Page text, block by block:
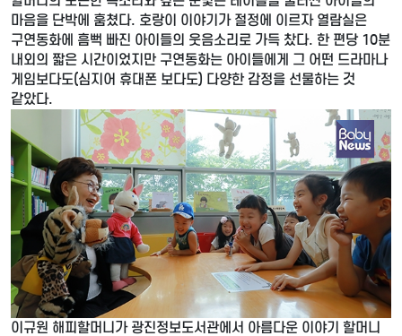
마음을 단박에 훔쳤다. 호랑이 이야기가 절정에 이르자 열람실은
구연동화에 흠뻑 빠진 아이들의 웃음소리로 가득 찼다. 한 편당 10분
내외의 짧은 시간이었지만 구연동화는 아이들에게 그 어떤 드라마나
게임보다도(심지어 휴대폰 보다도) 다양한 감정을 선물하는 것
같았다.
이규원 해피할머니가 광진정보도서관에서 아름다운 이야기 할머니